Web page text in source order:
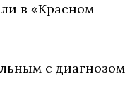
в «Красном
с диагнозом